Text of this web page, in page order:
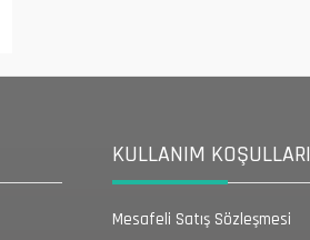
KULLANIM KOŞULLARI
Mesafeli Satış Sözleşmesi